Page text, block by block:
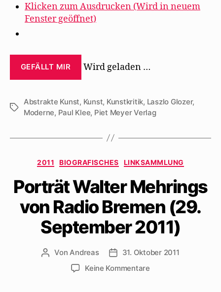
Klicken zum Ausdrucken (Wird in neuem
Fenster geöffnet)
GEFÄLLT MIR Wird geladen …
Schlagwörter
Abstrakte Kunst, Kunst, Kunstkritik, Laszlo Glozer,
Moderne, Paul Klee, Piet Meyer Verlag
Kategorien
2011 BIOGRAFISCHES LINKSAMMLUNG
Porträt Walter Mehrings
von Radio Bremen (29.
September 2011)
Beitragsautor
VonAndreas Beitragsdatum
31. Oktober 2011
Keine Kommentarezu